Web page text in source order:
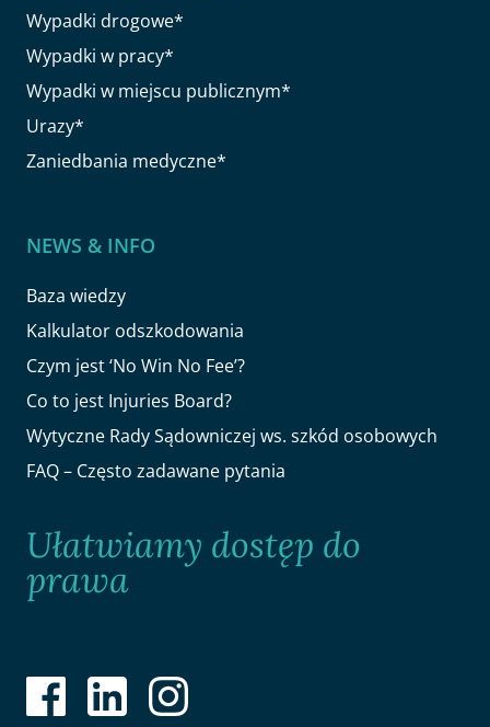
Wypadki drogowe*
Wypadki w pracy*
Wypadki w miejscu publicznym*
Urazy*
Zaniedbania medyczne*
NEWS & INFO
Baza wiedzy
Kalkulator odszkodowania
Czym jest ‘No Win No Fee’?
Co to jest Injuries Board?
Wytyczne Rady Sądowniczej ws. szkód osobowych
FAQ – Często zadawane pytania
Ułatwiamy dostęp do
prawa